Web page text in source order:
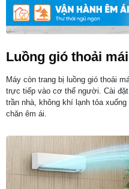
Luồng gió thoải
Máy còn trang bị luồng gió thoải
trực tiếp vào cơ thể người. Cài
trần nhà, không khí lạnh tỏa
chăn êm ái.